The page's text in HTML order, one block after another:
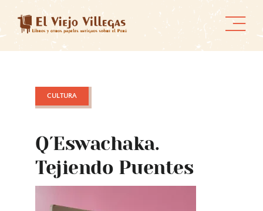
content
CULTURA
Q´eswachaka.
Tejiendo Puentes